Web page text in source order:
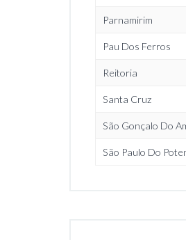
Parnamirim
Pau Dos Ferros
Reitoria
Santa Cruz
São Gonçalo Do
São Paulo Do